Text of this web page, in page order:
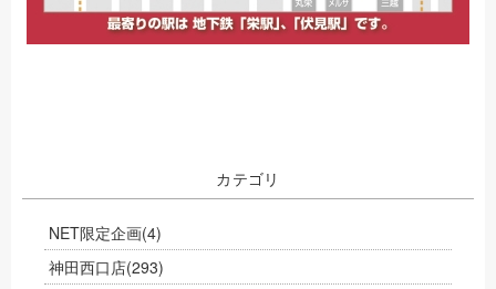
カテゴリ
NET限定企画(4)
神田西口店(293)